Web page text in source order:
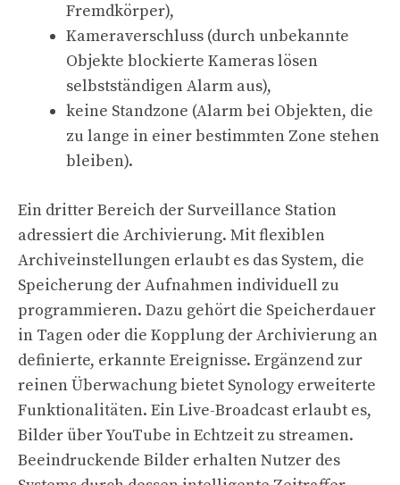
Fremdkörper),
Kameraverschluss (durch unbekannte
Objekte blockierte Kameras lösen
selbstständigen Alarm aus),
keine Standzone (Alarm bei Objekten, die
zu lange in einer bestimmten Zone stehen
bleiben).
Ein dritter Bereich der Surveillance Station
adressiert die Archivierung. Mit flexiblen
Archiveinstellungen erlaubt es das System, die
Speicherung der Aufnahmen individuell zu
programmieren. Dazu gehört die Speicherdauer
in Tagen oder die Kopplung der Archivierung an
definierte, erkannte Ereignisse. Ergänzend zur
reinen Überwachung bietet Synology erweiterte
Funktionalitäten. Ein Live-Broadcast erlaubt es,
Bilder über YouTube in Echtzeit zu streamen.
Beeindruckende Bilder erhalten Nutzer des